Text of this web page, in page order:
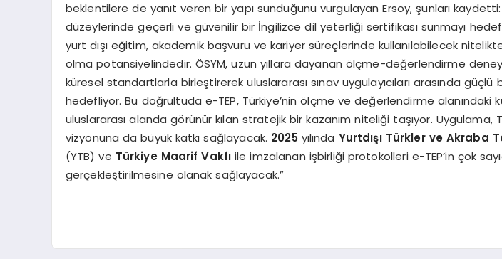
beklentilere de yanıt veren bir yapı sunduğunu vurgulayan Ersoy, şunları kaydetti:
düzeylerinde geçerli ve güvenilir bir İngilizce dil yeterliği sertifikası sunmayı
yurt dışı eğitim, akademik başvuru ve kariyer süreçlerinde kullanılabilecek
olma potansiyelindedir. ÖSYM, uzun yıllara dayanan ölçme-değerlendirme
küresel standartlarla birleştirerek uluslararası sınav uygulayıcıları arasında
hedefliyor. Bu doğrultuda e-TEP, Türkiye’nin ölçme ve değerlendirme alanındaki
uluslararası alanda görünür kılan stratejik bir kazanım niteliği taşıyor. Uygulama,
vizyonuna da büyük katkı sağlayacak. 2025 yılında Yurtdışı Türkler ve Akraba
(YTB) ve Türkiye Maarif Vakfı ile imzalanan işbirliği protokolleri e-TEP’in çok
gerçekleştirilmesine olanak sağlayacak.”